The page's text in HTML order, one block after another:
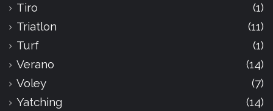
Tiro
(1)
Triatlon
(11)
Turf
(1)
Verano
(14)
Voley
(7)
Yatching
(14)